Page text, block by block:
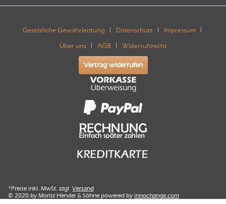
Gesetzliche Gewährleistung Datenschutz Impressum
Über uns AGB Widerrufsrecht
Vertrag widerrufen
*Preise inkl. MwSt. zzgl. Versand
© 2020 by Moritz Hendel & Söhne powered by innochange.com